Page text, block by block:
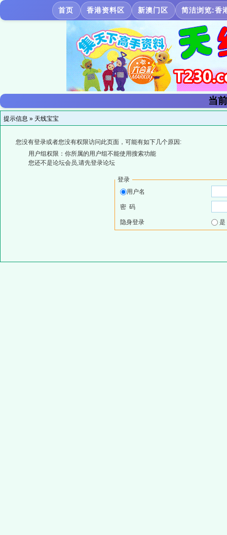
首页 香港资料区 新澳门区 简洁浏览:香
当
提示信息 » 天线宝宝
您没有登录或者您没有权限访问此页面，可能有如下几个原因:
用户组权限：你所属的用户组不能使用搜索功能
您还不是论坛会员,请先登录论坛
登录
用户名
密 码
隐身登录